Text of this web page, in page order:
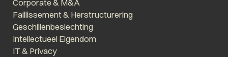
Corporate & M&A
Faillissement & Herstructurering
Geschillenbeslechting
Intellectueel Eigendom
IT & Privacy